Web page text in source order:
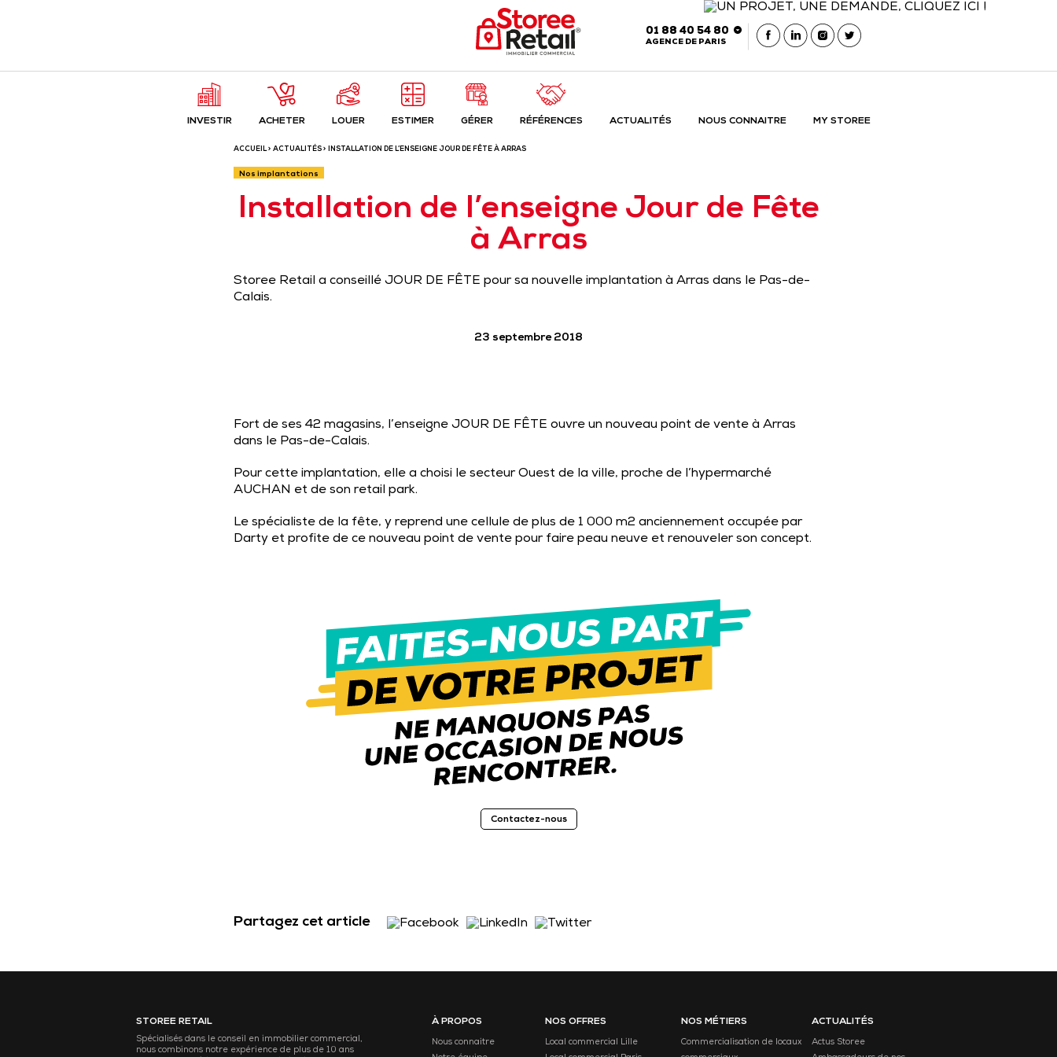
01 88 40 54 80
AGENCE DE PARIS
INVESTIR ACHETER LOUER ESTIMER GÉRER RÉFÉRENCES ACTUALITÉS NOUS CONNAITRE MY STOREE
ACCUEIL> ACTUALITÉS > INSTALLATION DE L’ENSEIGNE JOUR DE FÊTE À ARRAS
Nos implantations
Installation de l’enseigne Jour de Fête
à Arras
Storee Retail a conseillé JOUR DE FÊTE pour sa nouvelle implantation à Arras dans le Pas-de-
Calais.
23 septembre 2018
Fort de ses 42 magasins, l’enseigne JOUR DE FÊTE ouvre un nouveau point de vente à Arras
dans le Pas-de-Calais.
Pour cette implantation, elle a choisi le secteur Ouest de la ville, proche de l’hypermarché
AUCHAN et de son retail park.
Le spécialiste de la fête, y reprend une cellule de plus de 1 000 m2 anciennement occupée par
Darty et profite de ce nouveau point de vente pour faire peau neuve et renouveler son concept.
Contactez-nous
Partagez cet article
STOREE RETAIL
Spécialisés dans le conseil en immobilier commercial,
nous combinons notre expérience de plus de 10 ans
À PROPOS
Nous connaitre
NOS OFFRES
Local commercial Lille
NOS MÉTIERS
Commercialisation de locaux
ACTUALITÉS
Actus Storee